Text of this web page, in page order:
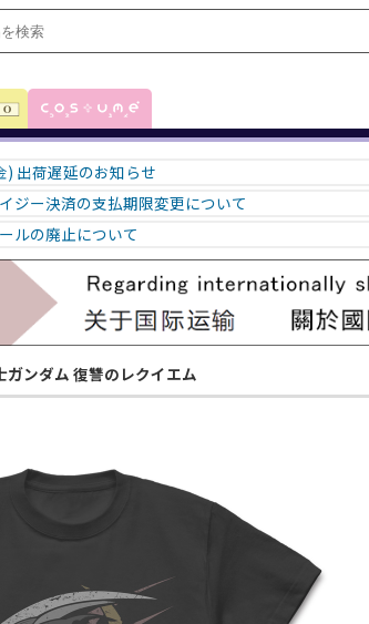
) 出荷遅延のお知らせ
ジー決済の支払期限変更について
ルの廃止について
ガンダム 復讐のレクイエム